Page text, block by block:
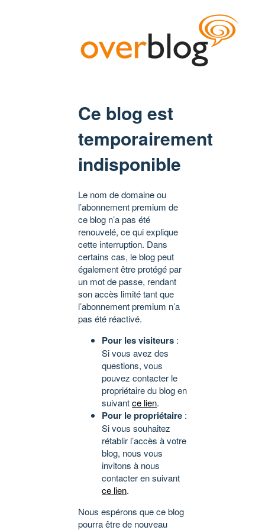
Ce blog est
temporairement
indisponible
Le nom de domaine ou
l’abonnement premium de
ce blog n’a pas été
renouvelé, ce qui explique
cette interruption. Dans
certains cas, le blog peut
également être protégé par
un mot de passe, rendant
son accès limité tant que
l’abonnement premium n’a
pas été réactivé.
Pour les visiteurs :
Si vous avez des
questions, vous
pouvez contacter le
propriétaire du blog en
suivantce lien.
Pour le propriétaire :
Si vous souhaitez
rétablir l’accès à votre
blog, nous vous
invitons à nous
contacter en suivant
ce lien.
Nous espérons que ce blog
pourra être de nouveau